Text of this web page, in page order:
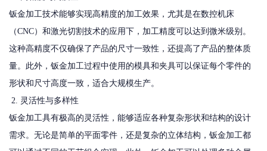
钣金加工技术能够实现高精度的加工效果，尤其是在数控机床
（CNC）和激光切割技术的应用下，加工精度可以达到微米级别。
这种高精度不仅确保了产品的尺寸一致性，还提高了产品的整体质
量。此外，钣金加工过程中使用的模具和夹具可以保证每个零件的
形状和尺寸高度一致，适合大规模生产。
2. 灵活性与多样性
钣金加工具有极高的灵活性，能够适应各种复杂形状和结构的设计
需求。无论是简单的平面零件，还是复杂的立体结构，钣金加工都